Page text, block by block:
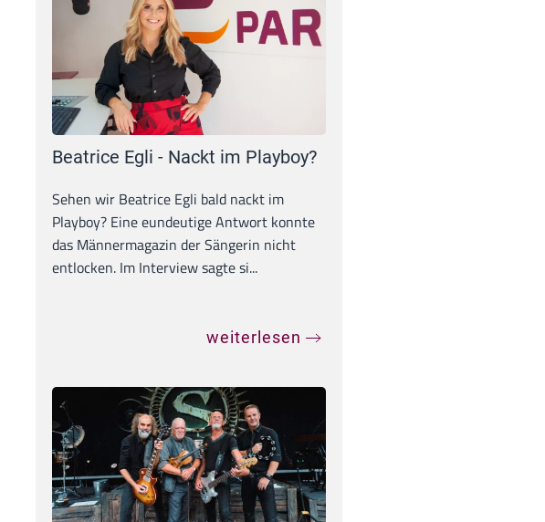
Beatrice Egli - Nackt im Playboy?
Sehen wir Beatrice Egli bald nackt im
Playboy? Eine eundeutige Antwort konnte
das Männermagazin der Sängerin nicht
entlocken. Im Interview sagte si...
weiterlesen